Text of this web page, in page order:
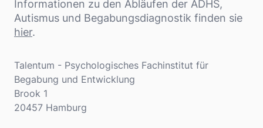
Informationen zu den Abläufen der ADHS,
Autismus und Begabungsdiagnostik finden sie
hier.
Adresse
Talentum - Psychologisches Fachinstitut für
Begabung und Entwicklung
Brook 1
20457 Hamburg